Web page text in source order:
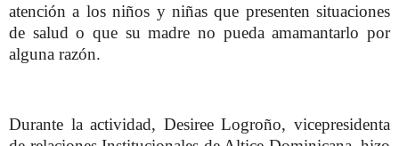
atención a los niños y niñas que presenten situaciones
de salud o que su madre no pueda amamantarlo por
alguna razón.
Durante la actividad, Desiree Logroño, vicepresidenta